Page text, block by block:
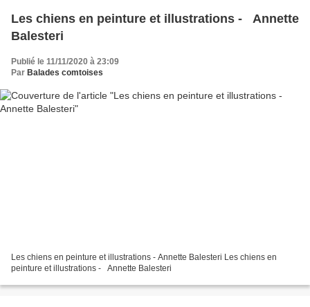
Les chiens en peinture et illustrations - Annette
Balesteri
Publié le 11/11/2020 à 23:09
Par Balades comtoises
Les chiens en peinture et illustrations - Annette Balesteri Les chiens en
peinture et illustrations - Annette Balesteri